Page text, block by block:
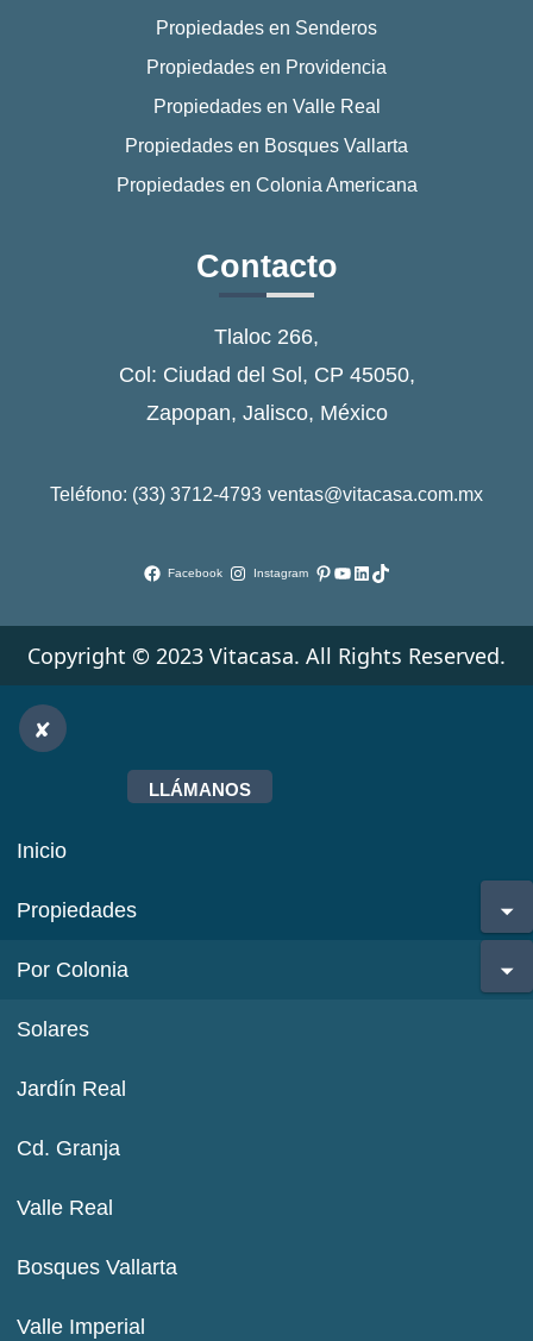
Propiedades en Senderos
Propiedades en Providencia
Propiedades en Valle Real
Propiedades en Bosques Vallarta
Propiedades en Colonia Americana
Contacto
Tlaloc 266,
Col: Ciudad del Sol, CP 45050,
Zapopan, Jalisco, México
Teléfono: (33) 3712-4793 ventas@vitacasa.com.mx
Facebook Instagram Pinterest
YouTube
LinkedIn
TikTok
Copyright © 2023 Vitacasa. All Rights Reserved.
LLÁMANOS
Inicio
Propiedades
Por Colonia
Solares
Jardín Real
Cd. Granja
Valle Real
Bosques Vallarta
Valle Imperial